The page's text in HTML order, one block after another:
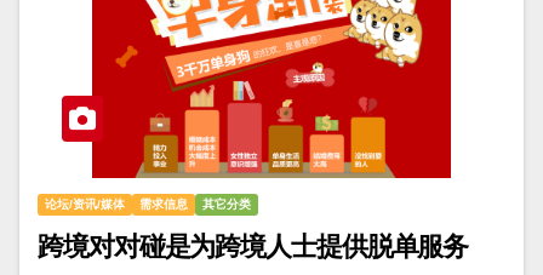
论坛/资讯/媒体 需求信息 其它分类
跨境对对碰是为跨境人士提供脱单服务